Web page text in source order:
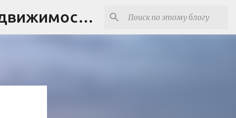
Real estate agent in Israel | תיווך בצפון - נדל"ן ישראל | Недвижимость в Израиле (блог)